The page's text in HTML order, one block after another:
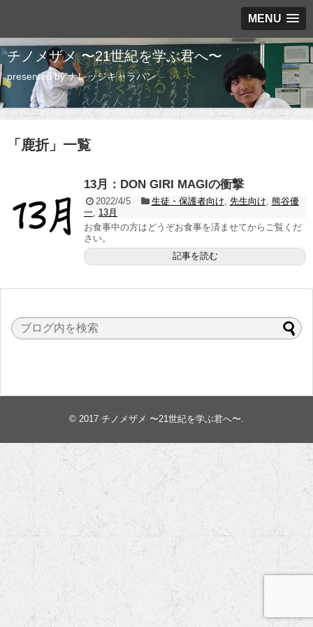
MENU
チノメザメ 〜21世紀を学ぶ君へ〜
presented by ナレッジキャラバン
「 鹿折」 一覧
13月：DON GIRI MAGIの衝撃
2022/4/5 生徒・保護者向け 先生向け 熊谷優
一 13月
お食事中の方はどうぞお食事を済ませてからご覧くだ
さい。
記事を読む
© 2017 チノメザメ 〜21世紀を学ぶ君へ〜